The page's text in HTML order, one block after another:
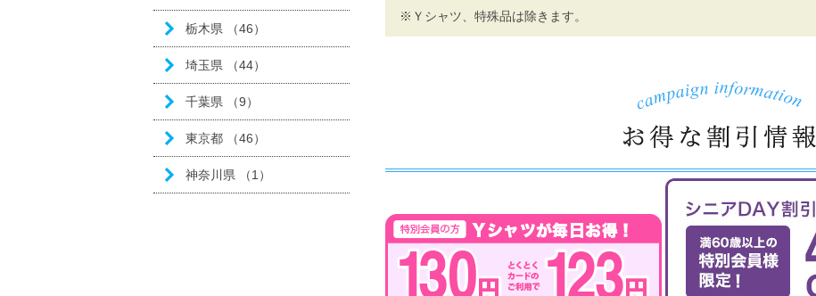
※Ｙシャツ、特殊品は除きます。
栃木県 （46）
埼玉県 （44）
千葉県 （9）
東京都 （46）
神奈川県 （1）